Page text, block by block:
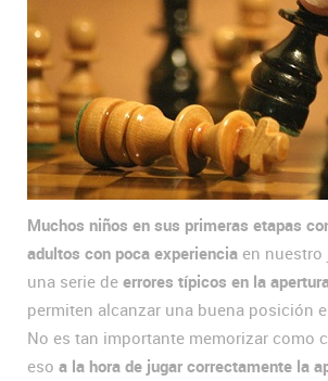
Muchos niños en sus primeras etapas
adultos con poca experiencia en nuestro
una serie de errores típicos en la
permiten alcanzar una buena posición
No es tan importante memorizar como
eso a la hora de jugar correctamente la